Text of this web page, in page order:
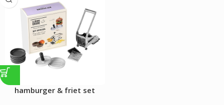
hamburger & friet set